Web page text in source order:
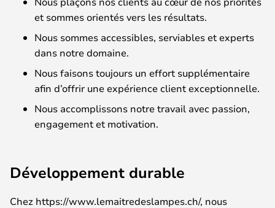
et sommes orientés vers les résultats.
Nous sommes accessibles, serviables et experts
dans notre domaine.
Nous faisons toujours un effort supplémentaire
afin d’offrir une expérience client exceptionnelle.
Nous accomplissons notre travail avec passion,
engagement et motivation.
Développement durable
Chez https://www.lemaitredeslampes.ch/, nous